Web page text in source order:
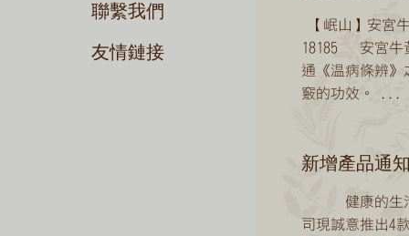
聯繫我們
友情鏈接
【岷山】安宮
18185 安宮牛
通《溫病條辨
竅的功效。 ...
新增產品通
健康的生活
司現誠意推出4